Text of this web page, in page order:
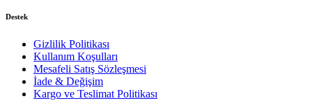
Destek
Gizlilik Politikası
Kullanım Koşulları
Mesafeli Satış Sözleşmesi
İade & Değişim
Kargo ve Teslimat Politikası